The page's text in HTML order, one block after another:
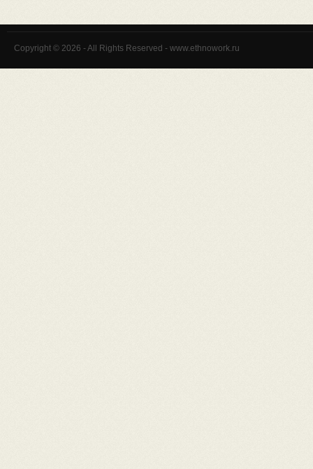
Copyright © 2026 - All Rights Reserved - www.ethnowork.ru